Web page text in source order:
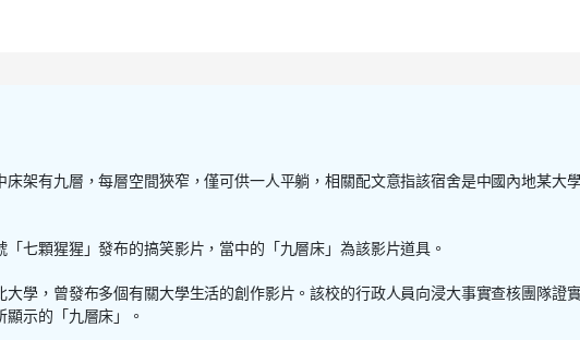
架有九層，每層空間狹窄，僅可供一人平躺，相關配文意指該宿舍是中國內地某大
七顆猩猩」發布的搞笑影片，當中的「九層床」為該影片道具。
學，曾發布多個有關大學生活的創作影片。該校的行政人員向浸大事實查核團隊證
示的「九層床」。